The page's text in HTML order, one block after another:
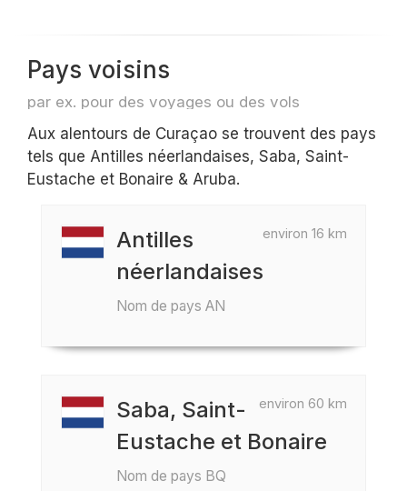
Pays voisins
par ex. pour des voyages ou des vols
Aux alentours de Curaçao se trouvent des pays
tels que Antilles néerlandaises, Saba, Saint-
Eustache et Bonaire & Aruba.
environ 16 km
Antilles
néerlandaises
Nom de pays AN
environ 60 km
Saba, Saint-
Eustache et Bonaire
Nom de pays BQ